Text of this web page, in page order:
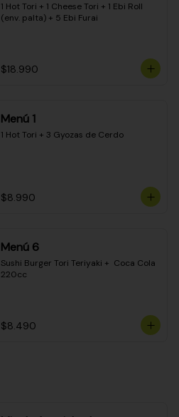
1 Hot Tori + 1 Cheese Tori + 1 Ebi Roll
(env. palta) + 5 Ebi Furai
$18.990
Menú 1
1 Hot Tori + 3 Gyozas de Cerdo
$8.990
Menú 6
Sushi Burger Tori Teriyaki +  Coca Cola
220cc
$8.490